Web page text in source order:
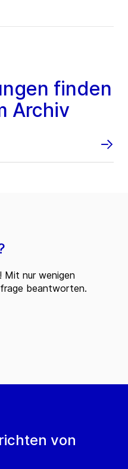
finden
Archiv
von
Mit nur wenigen
beantworten.